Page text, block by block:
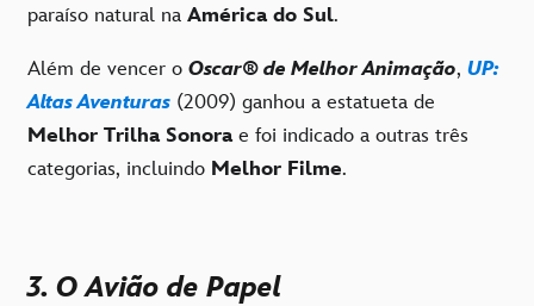
paraíso natural na América do Sul.
Além de vencer o Oscar® de Melhor Animação, UP:
Altas Aventuras (2009) ganhou a estatueta de
Melhor Trilha Sonorae foi indicado a outras três
categorias, incluindo Melhor Filme.
3. O Avião de Papel